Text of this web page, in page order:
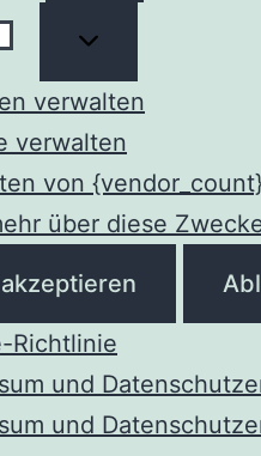
verwalten
verwalten
von
über diese
Richtlinie
und
und